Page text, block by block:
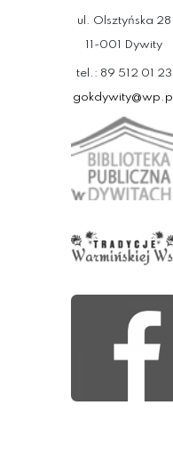
ul. Olsztyńska 28
11-001 Dywity
tel.: 89 512 01 23
gokdywity@wp.pl